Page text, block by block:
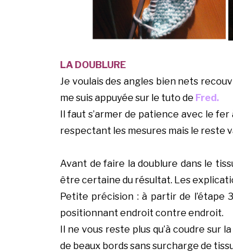
LA DOUBLURE
Je voulais des angles bien nets
me suis appuyée sur le tuto de Fred.
Il faut s’armer de patience avec le
respectant les mesures mais le reste
Avant de faire la doublure dans le
être certaine du résultat. Les
Petite précision : à partir de l’étape
positionnant endroit contre endroit.
Il ne vous reste plus qu’à coudre sur
de beaux bords sans surcharge de